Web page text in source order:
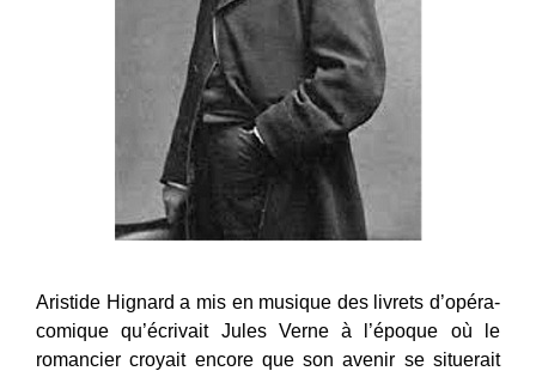
Aristide Hignard a mis en musique des livrets d’opéra-
comique qu’écrivait Jules Verne à l’époque où le
romancier croyait encore que son avenir se situerait